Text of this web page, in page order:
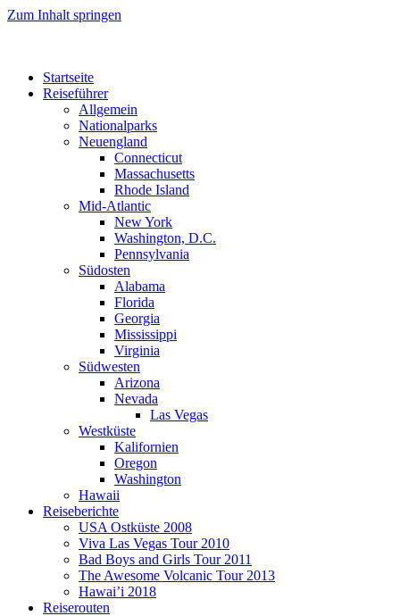
Zum Inhalt springen
Startseite
Reiseführer
Allgemein
Nationalparks
Neuengland
Connecticut
Massachusetts
Rhode Island
Mid-Atlantic
New York
Washington, D.C.
Pennsylvania
Südosten
Alabama
Florida
Georgia
Mississippi
Virginia
Südwesten
Arizona
Nevada
Las Vegas
Westküste
Kalifornien
Oregon
Washington
Hawaii
Reiseberichte
USA Ostküste 2008
Viva Las Vegas Tour 2010
Bad Boys and Girls Tour 2011
The Awesome Volcanic Tour 2013
Hawai’i 2018
Reiserouten